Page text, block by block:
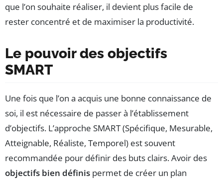
que l’on souhaite réaliser, il devient plus facile de
rester concentré et de maximiser la productivité.
Le pouvoir des objectifs
SMART
Une fois que l’on a acquis une bonne connaissance de
soi, il est nécessaire de passer à l’établissement
d’objectifs. L’approche SMART (Spécifique, Mesurable,
Atteignable, Réaliste, Temporel) est souvent
recommandée pour définir des buts clairs. Avoir des
objectifs bien définis permet de créer un plan